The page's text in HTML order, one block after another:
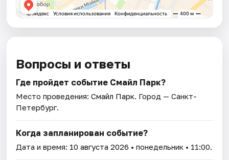
Вопросы и ответы
Где пройдет событие Смайл Парк?
Место проведения:Смайл Парк. Город — Санкт-
Петербург.
Когда запланирован событие?
Дата и время: 10 августа 2026 • понедельник • 11:00.